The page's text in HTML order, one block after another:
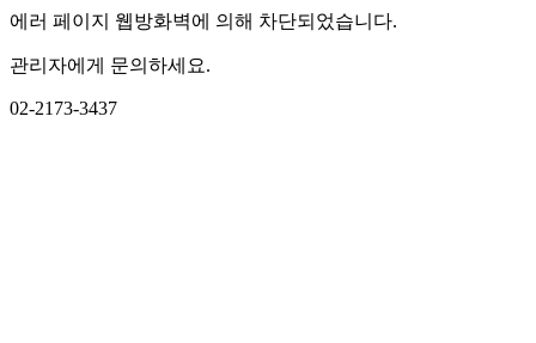
에러 페이지 웹방화벽에 의해 차단되었습니다.
관리자에게 문의하세요.
02-2173-3437